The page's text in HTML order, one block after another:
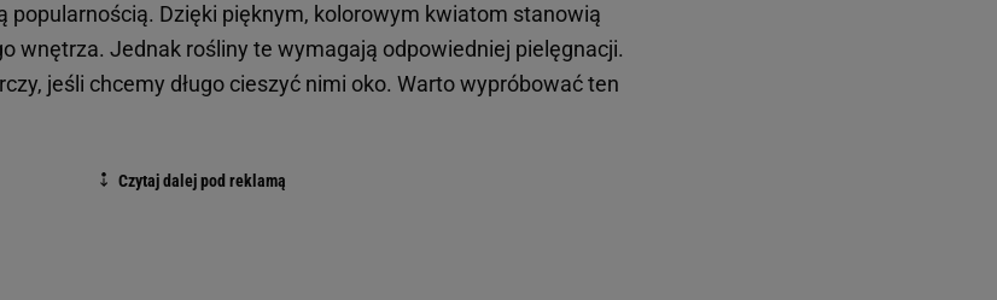
popularnością. Dzięki pięknym, kolorowym kwiatom stanowią
wnętrza. Jednak rośliny te wymagają odpowiedniej pielęgnacji.
jeśli chcemy długo cieszyć nimi oko. Warto wypróbować ten